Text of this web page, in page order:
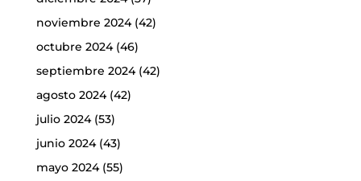
noviembre 2024(42)
octubre 2024(46)
septiembre 2024(42)
agosto 2024(42)
julio 2024(53)
junio 2024(43)
mayo 2024(55)